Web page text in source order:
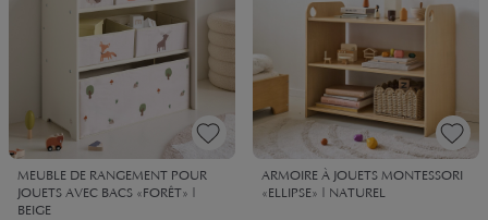
MEUBLE DE RANGEMENT POUR
JOUETS AVEC BACS «FORÊT» |
BEIGE
ARMOIRE À JOUETS MONTESSORI
«ELLIPSE» | NATUREL